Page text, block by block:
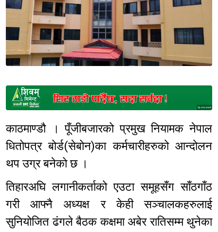
Sponsored
काठमाण्डौ । पूँजीबजारको प्रमुख नियामक नेपाल
धितोपत्र बोर्ड(सेबोन)का कर्मचारीहरुको आन्दोलन
थप उग्र बनेको छ ।
तिहारअघि लगानीकर्ताको एउटा समूहसँग साँठगाँठ
गरी आफ्नै अध्यक्ष र केही सञ्चालकहरुलाई
सुनियोजित ढंगले बैठक कक्षमा अबेर रातिसम्म थुनेका